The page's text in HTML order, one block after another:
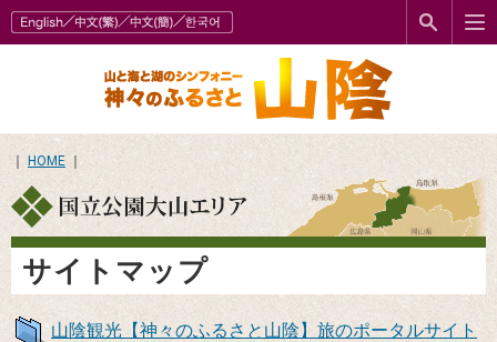
HOME
サイトマップ
山陰観光【神々のふるさと山陰】旅のポータルサイト